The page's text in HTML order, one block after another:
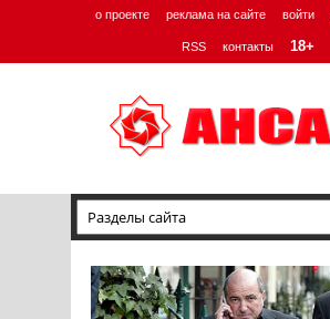
о проекте реклама на сайте войти
RSS контакты 18+